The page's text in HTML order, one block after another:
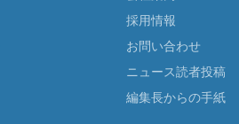
採用情報
お問い合わせ
ニュース読者投稿
編集長からの手紙